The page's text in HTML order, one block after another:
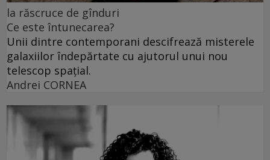
la răscruce de gînduri
Ce este întunecarea?
Unii dintre contemporani descifrează misterele
galaxiilor îndepărtate cu ajutorul unui nou
telescop spațial.
Andrei CORNEA